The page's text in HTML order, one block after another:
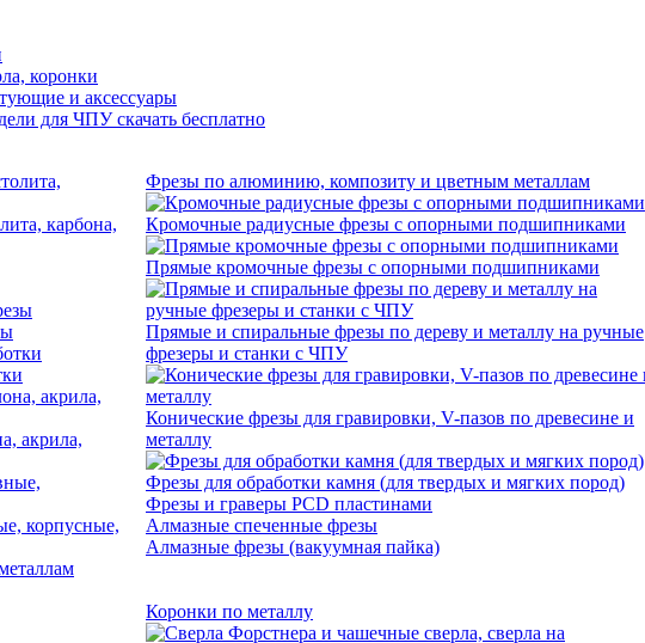
коронки
и аксессуары
для ЧПУ скачать бесплатно
карбона,
акрила,
корпусные,
Фрезы по алюминию, композиту и цветным металлам
Кромочные радиусные фрезы с опорными подшипниками
Прямые кромочные фрезы с опорными подшипниками
Прямые и спиральные фрезы по дереву и металлу на ручные
фрезеры и станки с ЧПУ
Конические фрезы для гравировки, V-пазов по древесине и
металлу
Фрезы для обработки камня (для твердых и мягких пород)
Фрезы и граверы PCD пластинами
Алмазные спеченные фрезы
Алмазные фрезы (вакуумная пайка)
Коронки по металлу